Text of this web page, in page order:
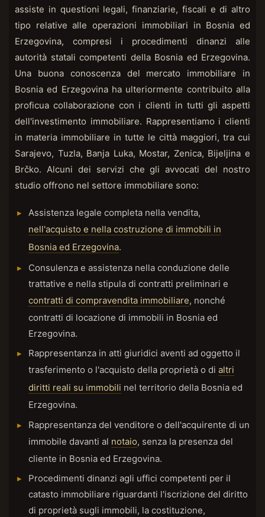
assiste in questioni legali, finanziarie, fiscali e di altro
tipo relative alle operazioni immobiliari in Bosnia ed
Erzegovina, compresi i procedimenti dinanzi alle
autorità statali competenti della Bosnia ed Erzegovina.
Una buona conoscenza del mercato immobiliare in
Bosnia ed Erzegovina ha ulteriormente contribuito alla
proficua collaborazione con i clienti in tutti gli aspetti
dell'investimento immobiliare. Rappresentiamo i clienti
in materia immobiliare in tutte le città maggiori, tra cui
Sarajevo, Tuzla, Banja Luka, Mostar, Zenica, Bijeljina e
Brčko. Alcuni dei servizi che gli avvocati del nostro
studio offrono nel settore immobiliare sono:
Assistenza legale completa nella vendita,
nell'acquisto e nella costruzione di immobili in
Bosnia ed Erzegovina.
Consulenza e assistenza nella conduzione delle
trattative e nella stipula di contratti preliminari e
contratti di compravendita immobiliare, nonché
contratti di locazione di immobili in Bosnia ed
Erzegovina.
Rappresentanza in atti giuridici aventi ad oggetto il
trasferimento o l'acquisto della proprietà o di altri
diritti reali su immobili nel territorio della Bosnia ed
Erzegovina.
Rappresentanza del venditore o dell'acquirente di un
immobile davanti al notaio, senza la presenza del
cliente in Bosnia ed Erzegovina.
Procedimenti dinanzi agli uffici competenti per il
catasto immobiliare riguardanti l'iscrizione del diritto
di proprietà sugli immobili, la costituzione,